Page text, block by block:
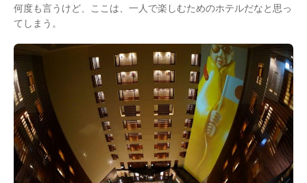
何度も言うけど、ここは、一人で楽しむためのホテルだなと思っ
てしまう。